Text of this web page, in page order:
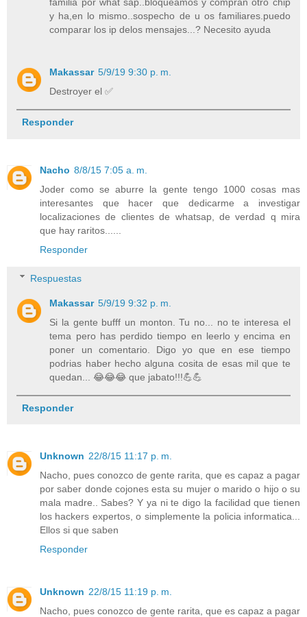
y ha,en lo mismo..sospecho de u os familiares.puedo
comparar los ip delos mensajes...? Necesito ayuda
Makassar 5/9/19 9:30 p. m.
Destroyer el ✅
Responder
Nacho 8/8/15 7:05 a. m.
Joder como se aburre la gente tengo 1000 cosas mas
interesantes que hacer que dedicarme a investigar
localizaciones de clientes de whatsap, de verdad q mira
que hay raritos......
Responder
Respuestas
Makassar 5/9/19 9:32 p. m.
Si la gente bufff un monton. Tu no... no te interesa el
tema pero has perdido tiempo en leerlo y encima en
poner un comentario. Digo yo que en ese tiempo
podrias haber hecho alguna cosita de esas mil que te
quedan... 😂😂😂 que jabato!!!💪💪
Responder
Unknown 22/8/15 11:17 p. m.
Nacho, pues conozco de gente rarita, que es capaz a pagar
por saber donde cojones esta su mujer o marido o hijo o su
mala madre.. Sabes? Y ya ni te digo la facilidad que tienen
los hackers expertos, o simplemente la policia informatica...
Ellos si que saben
Responder
Unknown 22/8/15 11:19 p. m.
Nacho, pues conozco de gente rarita, que es capaz a pagar